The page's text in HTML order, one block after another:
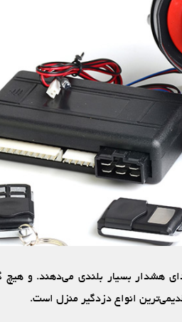
بسیار بلندی می‌دهند. و هیچ
انواع دزدگیر منزل است.